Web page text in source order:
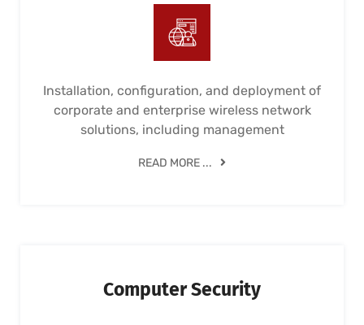
Installation, configuration, and deployment of
corporate and enterprise wireless network
solutions, including management
READ MORE ...
Computer Security